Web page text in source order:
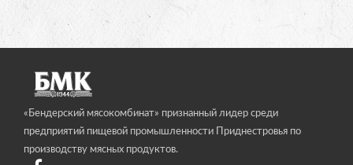
«Бендерский мясокомбинат» признанный лидер среди
предприятий пищевой промышленности Приднестровья по
производству мясных продуктов.